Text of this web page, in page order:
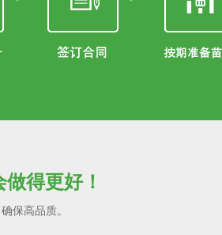
得更好！
保高品质。